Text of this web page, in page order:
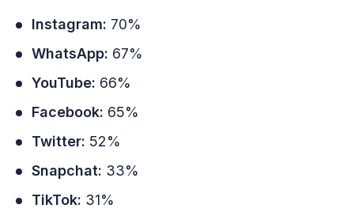
Instagram: 70%
WhatsApp: 67%
YouTube: 66%
Facebook: 65%
Twitter: 52%
Snapchat: 33%
TikTok: 31%